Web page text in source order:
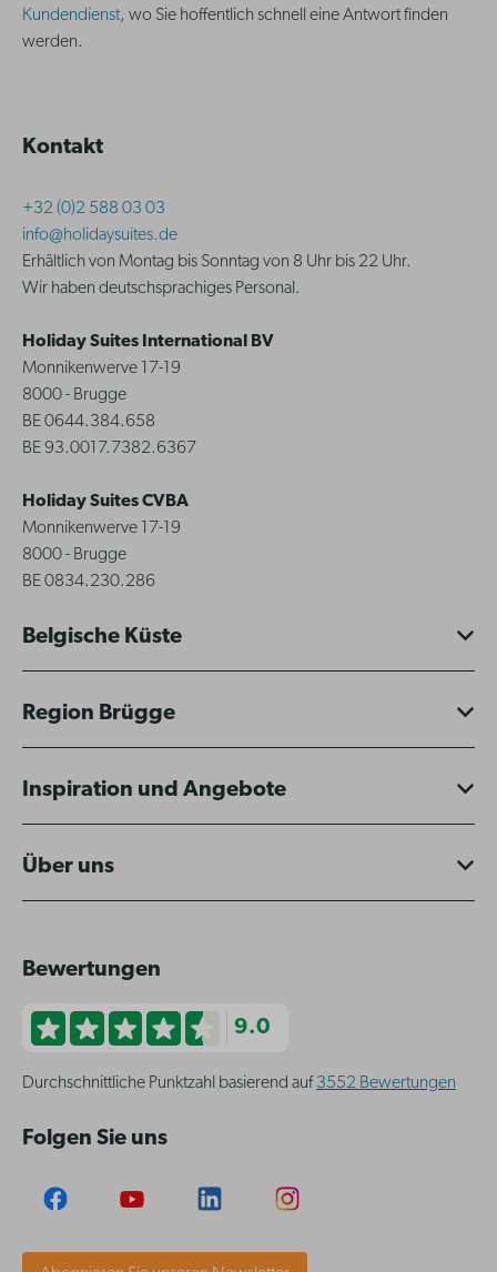
Kundendienst, wo Sie hoffentlich schnell eine Antwort finden
werden.
Kontakt
+32 (0)2 588 03 03
info@holidaysuites.de
Erhältlich von Montag bis Sonntag von 8 Uhr bis 22 Uhr.
Wir haben deutschsprachiges Personal.
Holiday Suites International BV
Monnikenwerve 17-19
8000 - Brugge
BE 0644.384.658
BE 93.0017.7382.6367
Holiday Suites CVBA
Monnikenwerve 17-19
8000 - Brugge
BE 0834.230.286
Belgische Küste
Region Brügge
Inspiration und Angebote
Über uns
Bewertungen
9.0
Durchschnittliche Punktzahl basierend auf 3552 Bewertungen
Folgen Sie uns